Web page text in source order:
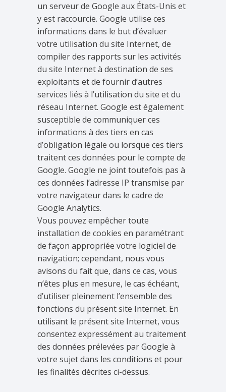
un serveur de Google aux États-Unis et
y est raccourcie. Google utilise ces
informations dans le but d’évaluer
votre utilisation du site Internet, de
compiler des rapports sur les activités
du site Internet à destination de ses
exploitants et de fournir d’autres
services liés à l’utilisation du site et du
réseau Internet. Google est également
susceptible de communiquer ces
informations à des tiers en cas
d’obligation légale ou lorsque ces tiers
traitent ces données pour le compte de
Google. Google ne joint toutefois pas à
ces données l’adresse IP transmise par
votre navigateur dans le cadre de
Google Analytics.
Vous pouvez empêcher toute
installation de cookies en paramétrant
de façon appropriée votre logiciel de
navigation; cependant, nous vous
avisons du fait que, dans ce cas, vous
n’êtes plus en mesure, le cas échéant,
d’utiliser pleinement l’ensemble des
fonctions du présent site Internet. En
utilisant le présent site Internet, vous
consentez expressément au traitement
des données prélevées par Google à
votre sujet dans les conditions et pour
les finalités décrites ci-dessus.